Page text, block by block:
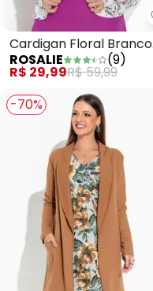
Cardigan Floral Branco
com Manga
ROSALIE (9)
R$ 29,99R$ 59,99
-70%